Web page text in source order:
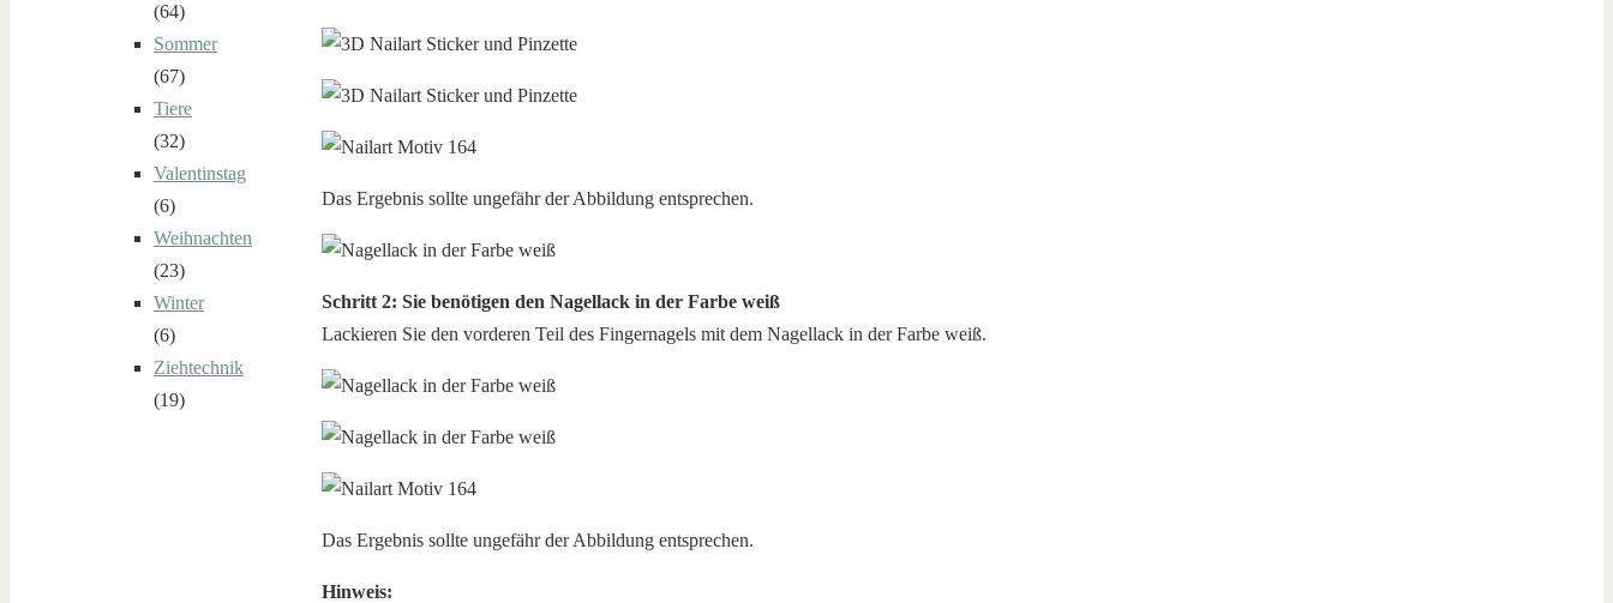
Das Ergebnis sollte ungefähr der Abbildung entsprechen.
Schritt 2: Sie benötigen den Nagellack in der Farbe weiß
Lackieren Sie den vorderen Teil des Fingernagels mit dem Nagellack in der Farbe weiß.
Das Ergebnis sollte ungefähr der Abbildung entsprechen.
Hinweis:
(64)
Sommer
(67)
Tiere
(32)
Valentinstag
(6)
Weihnachten
(23)
Winter
(6)
Ziehtechnik
(19)